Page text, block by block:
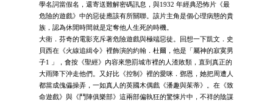
學名詞當假名，還寄送難解密碼訊息，與1932 年經典恐怖片《最
危險的遊戲》中的惡徒應該有所關聯。該片主角是個心理病態的貴
族，認為休閒時間就是定奪他人生死的時機。
大衛．芬奇的電影充斥著危險遊戲與極端惡徒。回想一下凱文．史
貝西在《火線追緝令》裡飾演的約翰．杜爾，他是「屬神的寂寞男
子1 」，會按《聖經》內容來懲罰城市裡的人渣敗類，直到真正的
大雨降下沖走他們。又好比《控制》裡的愛咪．鄧恩，她把周遭人
都當成傀儡操弄，一如真人的英國木偶戲《潘趣與茱蒂》。在《致
命遊戲》與《鬥陣俱樂部》這兩部偏執狂的驚悚片中，不祥的陰謀